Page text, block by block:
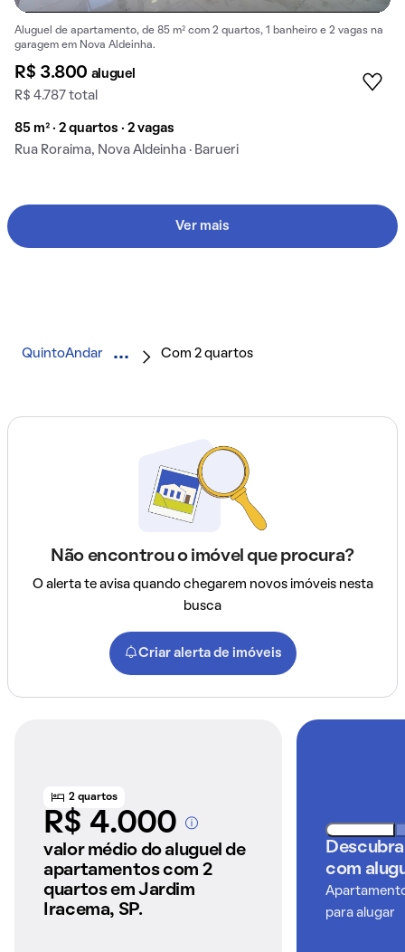
Aluguel de apartamento, de 85 m² com 2 quartos, 1 banheiro e 2 vagas na
garagem em Nova Aldeinha.
R$ 3.800 aluguel
R$ 4.787 total
85 m² · 2 quartos · 2 vagas
Rua Roraima, Nova Aldeinha · Barueri
Ver mais
QuintoAndar Com 2 quartos
Não encontrou o imóvel que procura?
O alerta te avisa quando chegarem novos imóveis nesta
busca
Criar alerta de imóveis
2 quartos
R$ 4.000A partir dos imóveis
anunciados pelo
QuintoAndar
valor médio do aluguel de
apartamentos com 2
quartos em Jardim
Iracema, SP.
com
para alugar